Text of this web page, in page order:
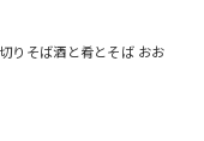
りそば酒と肴とそば おお